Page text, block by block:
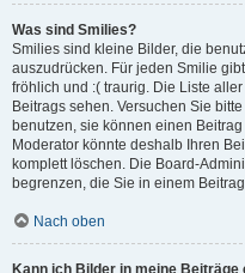
Was sind Smilies?
Smilies sind kleine Bilder, die
auszudrücken. Für jeden Smilie
fröhlich und :( traurig. Die Liste
Beitrags sehen. Versuchen Sie
benutzen, sie können einen
Moderator könnte deshalb Ihren
komplett löschen. Die Board-
begrenzen, die Sie in einem
Nach oben
Kann ich Bilder in meine Beiträge